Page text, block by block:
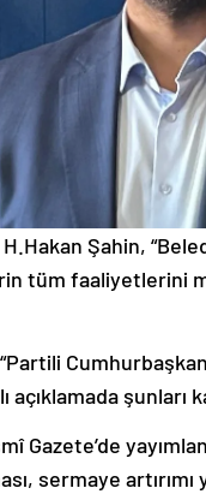
Şahin,
tüm
açıklamada
Gazete’de
sermaye